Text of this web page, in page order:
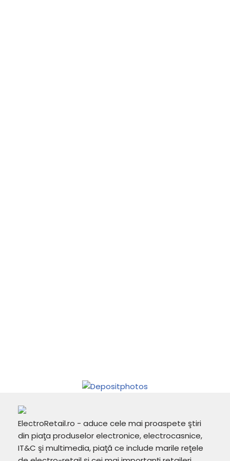
ElectroRetail.ro - aduce cele mai proaspete ştiri
din piaţa produselor electronice, electrocasnice,
IT&C şi multimedia, piaţă ce include marile reţele